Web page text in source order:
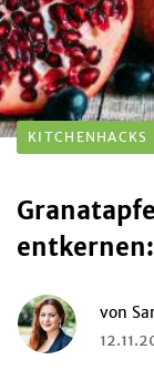
KITCHENHACKS
von